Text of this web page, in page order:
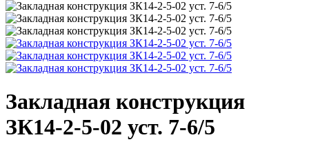
Закладная конструкция
ЗК14-2-5-02 уст. 7-6/5